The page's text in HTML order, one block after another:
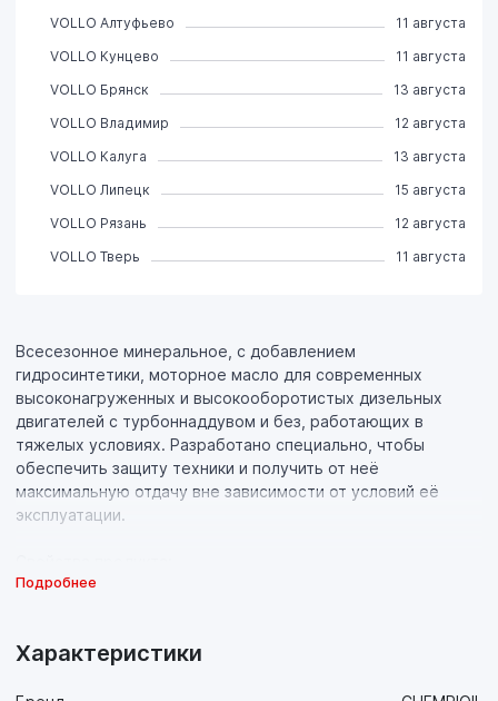
Всесезонное минеральное, с добавлением
гидросинтетики, моторное масло для современных
высоконагруженных и высокооборотистых дизельных
двигателей с турбоннаддувом и без, работающих в
тяжелых условиях. Разработано специально, чтобы
обеспечить защиту техники и получить от неё
максимальную отдачу вне зависимости от условий её
эксплуатации.
- Современные присадки в сочетании с минеральной
значительно продлевает ресурс техники по сравнению с
Подробнее
Характеристики
VOLLO Алтуфьево
11 августа
VOLLO Кунцево
11 августа
VOLLO Брянск
13 августа
VOLLO Владимир
12 августа
VOLLO Калуга
13 августа
VOLLO Липецк
15 августа
VOLLO Рязань
12 августа
VOLLO Тверь
11 августа